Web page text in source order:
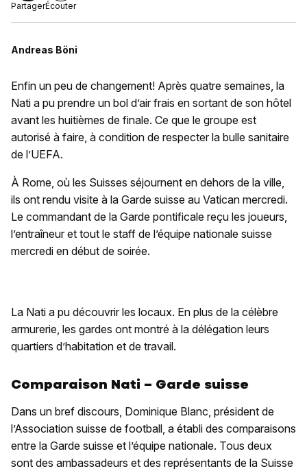
PartagerÉcouter
Andreas Böni
Enfin un peu de changement! Après quatre semaines, la
Nati a pu prendre un bol d’air frais en sortant de son hôtel
avant les huitièmes de finale. Ce que le groupe est
autorisé à faire, à condition de respecter la bulle sanitaire
de l’UEFA.
À Rome, où les Suisses séjournent en dehors de la ville,
ils ont rendu visite à la Garde suisse au Vatican mercredi.
Le commandant de la Garde pontificale reçu les joueurs,
l’entraîneur et tout le staff de l’équipe nationale suisse
mercredi en début de soirée.
La Nati a pu découvrir les locaux. En plus de la célèbre
armurerie, les gardes ont montré à la délégation leurs
quartiers d’habitation et de travail.
Comparaison Nati – Garde suisse
Dans un bref discours, Dominique Blanc, président de
l’Association suisse de football, a établi des comparaisons
entre la Garde suisse et l’équipe nationale. Tous deux
sont des ambassadeurs et des représentants de la Suisse